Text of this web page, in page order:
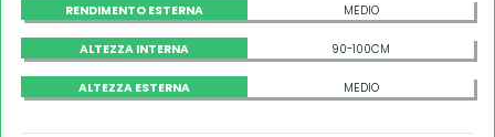
RENDIMENTO ESTERNA MEDIO
ALTEZZA INTERNA 90-100CM
ALTEZZA ESTERNA MEDIO